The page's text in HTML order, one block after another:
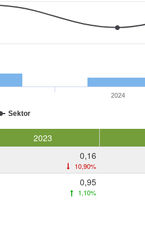
Sektor
2024
2023
0,16
10,90%
0,95
1,10%